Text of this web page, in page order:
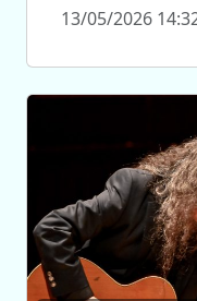
13/05/2026